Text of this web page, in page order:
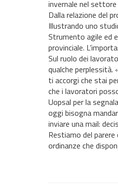
invernale nel settore
Dalla relazione del
Illustrando uno
Strumento agile ed
provinciale.
Sul ruolo dei
qualche
ti accorgi che stai
che i lavoratori
Uopsal per la
oggi bisogna
inviare una mail:
Restiamo del
ordinanze che